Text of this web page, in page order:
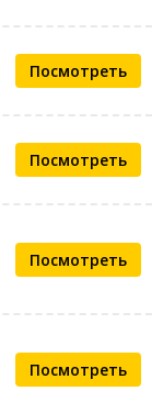
Посмотреть
Посмотреть
Посмотреть
Посмотреть